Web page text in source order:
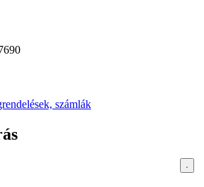
számlák